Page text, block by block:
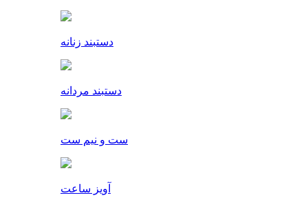
دستبند زنانه
دستبند مردانه
ست و نیم ست
آویز ساعت